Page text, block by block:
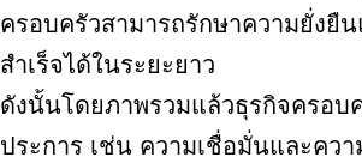
ครอบครัวสามารถรักษาความยั่งยื
สำเร็จได้ในระยะยาว
ดังนั้นโดยภาพรวมแล้วธุรกิจครอบ
ประการ เช่น ความเชื่อมั่นและคว